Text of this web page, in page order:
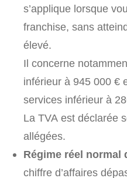
s’applique lorsque
franchise, sans
élevé.
Il concerne
inférieur à 945 000 €
services inférieur à
La TVA est déclarée
allégées.
Régime réel normal
chiffre d’affaires